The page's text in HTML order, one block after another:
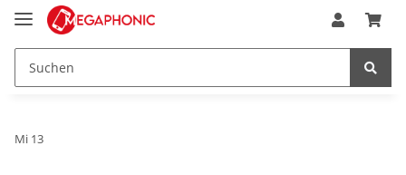
Mi 13